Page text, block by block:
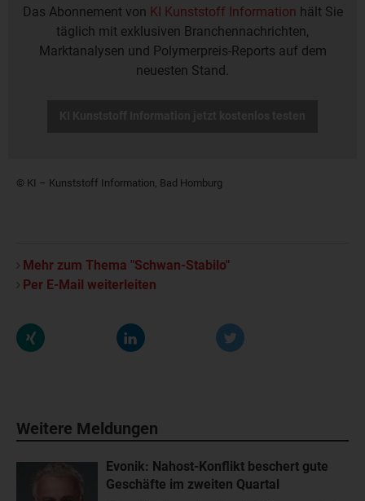
Das Abonnement von KI Kunststoff Information hält Sie
täglich mit exklusiven Branchennachrichten,
Marktanalysen und Polymerpreis-Reports auf dem
neuesten Stand.
© KI – Kunststoff Information, Bad Homburg
Mehr zum Thema "Schwan-Stabilo"
Per E-Mail weiterleiten
Weitere Meldungen
Evonik: Nahost-Konflikt beschert gute
Geschäfte im zweiten Quartal